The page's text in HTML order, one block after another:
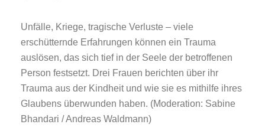
Unfälle, Kriege, tragische Verluste – viele
erschütternde Erfahrungen können ein Trauma
auslösen, das sich tief in der Seele der betroffenen
Person festsetzt. Drei Frauen berichten über ihr
Trauma aus der Kindheit und wie sie es mithilfe ihres
Glaubens überwunden haben. (Moderation: Sabine
Bhandari / Andreas Waldmann)